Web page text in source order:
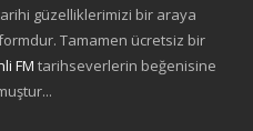
güzelliklerimizi bir araya
Tamamen ücretsiz bir
FM tarihseverlerin beğenisine